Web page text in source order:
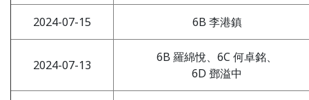
2024-07-15 6B 李港鎮
2024-07-13
6B 羅綿悅、6C 何卓銘、
6D 鄧溢中